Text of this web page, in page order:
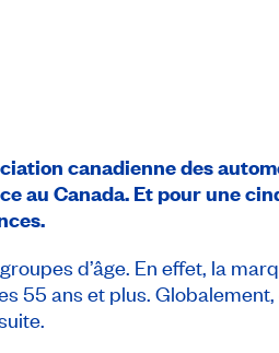
canadienne des
au Canada. Et pour une
d’âge. En effet, la
55 ans et plus.